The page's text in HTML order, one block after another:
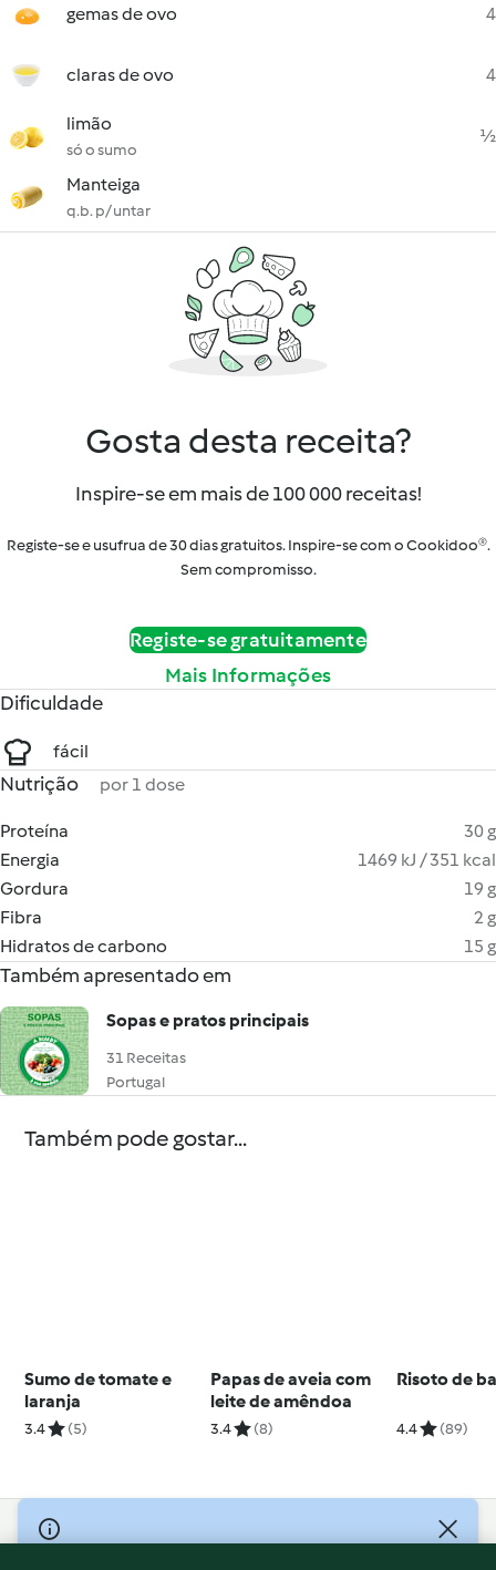
gemas de ovo 4
claras de ovo 4
limão
só o sumo
½
Manteiga
q.b. p/ untar
Gosta desta receita?
Inspire-se em mais de 100 000 receitas!
Registe-se e usufrua de 30 dias gratuitos. Inspire-se com o Cookidoo®.
Sem compromisso.
Registe-se gratuitamente
Mais Informações
Dificuldade
fácil
Nutrição por 1 dose
Proteína
30 g
Energia
1469 kJ / 351 kcal
Gordura
19 g
Fibra
2 g
Hidratos de carbono
15 g
Também apresentado em
Sopas e pratos principais
31 Receitas
Portugal
Também pode gostar...
Sumo de tomate e
laranja
3.4 (5)
Papas de aveia com
leite de amêndoa
3.4 (8)
Risoto de
4.4 (89)
© Copyright 2026